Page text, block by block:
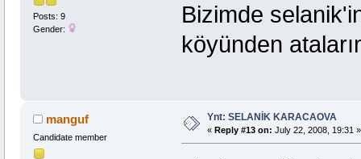
Posts: 9
Gender:
Bizimde
köyünden
manguf
Candidate member
Ynt: SELANİK KARACAOVA
« Reply #13 on: July 22, 2008, 19:31 »